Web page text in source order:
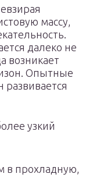
массу,
далеко не
возникает
Опытные
узкий
в прохладную,